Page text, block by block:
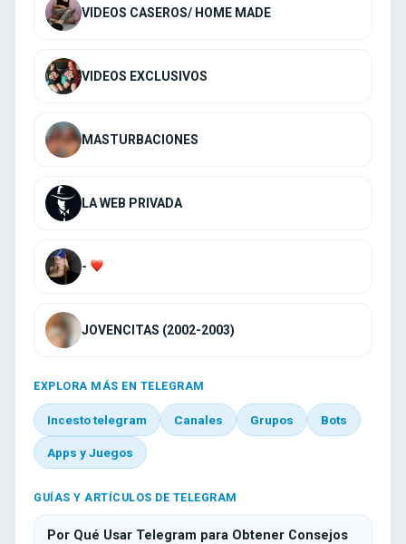
VIDEOS CASEROS/ HOME MADE
VIDEOS EXCLUSIVOS
MASTURBACIONES
LA WEB PRIVADA
-
JOVENCITAS (2002-2003)
EXPLORA MÁS EN TELEGRAM
Incesto telegram Canales Grupos Bots
Apps y Juegos
GUÍAS Y ARTÍCULOS DE TELEGRAM
Por Qué Usar Telegram para Obtener Consejos